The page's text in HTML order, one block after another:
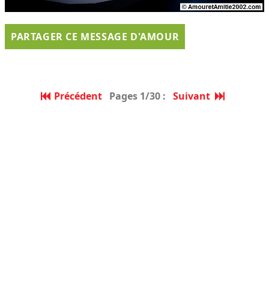
PARTAGER CE MESSAGE D'AMOUR
Précédent Pages 1/30 : Suivant